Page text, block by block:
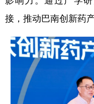
接，推动巴南创新药